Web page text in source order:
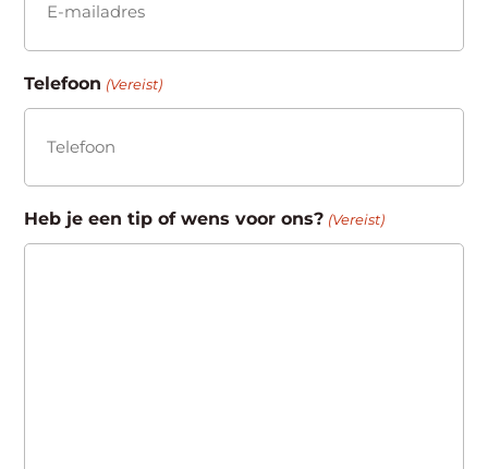
Telefoon (Vereist)
Heb je een tip of wens voor ons? (Vereist)